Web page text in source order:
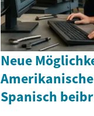
Neue
Spanisch